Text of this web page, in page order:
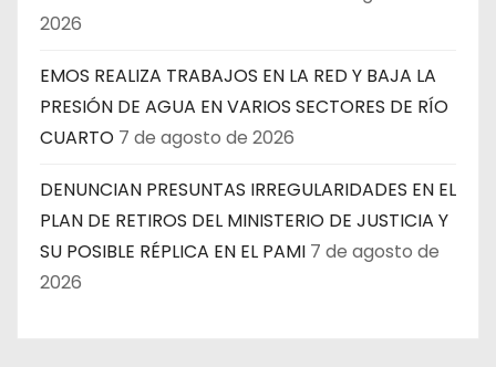
2026
EMOS REALIZA TRABAJOS EN LA RED Y BAJA LA
PRESIÓN DE AGUA EN VARIOS SECTORES DE RÍO
CUARTO 7 de agosto de 2026
DENUNCIAN PRESUNTAS IRREGULARIDADES EN EL
PLAN DE RETIROS DEL MINISTERIO DE JUSTICIA Y
SU POSIBLE RÉPLICA EN EL PAMI 7 de agosto de
2026